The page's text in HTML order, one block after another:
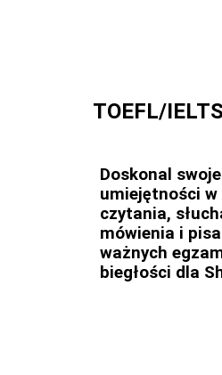
TOEFL/IELTS
Doskonal swoje
umiejętności w
czytania,
mówienia i
ważnych
biegłości dla